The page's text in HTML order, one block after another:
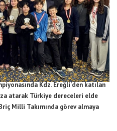
Kdz. Ereğli’den katılan
atarak Türkiye dereceleri elde
Milli Takımında görev almaya